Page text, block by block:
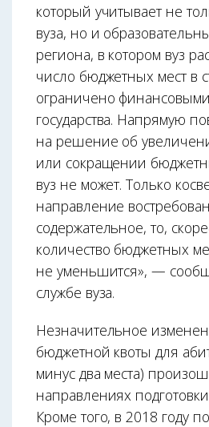
который учитывает не
вуза, но и
региона, в котором вуз
число бюджетных мест в
ограничено
государства. Напрямую
на решение об
или сокращении
вуз не может. Только
направление
содержательное, то,
количество бюджетных
не уменьшится», —
службе вуза.
Незначительное
бюджетной квоты для
минус два места)
направлениях
Кроме того, в 2018 году